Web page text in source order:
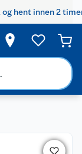
og hent innen 2